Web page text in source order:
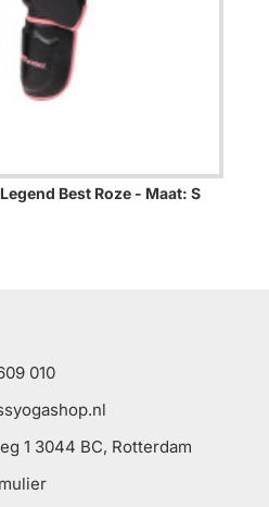
Best Roze - Maat: S
010
1 3044 BC, Rotterdam